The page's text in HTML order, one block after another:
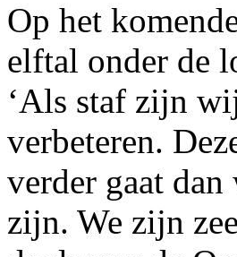
Op het
elftal onder de
‘Als staf zijn
verbeteren.
verder gaat
zijn. We zijn